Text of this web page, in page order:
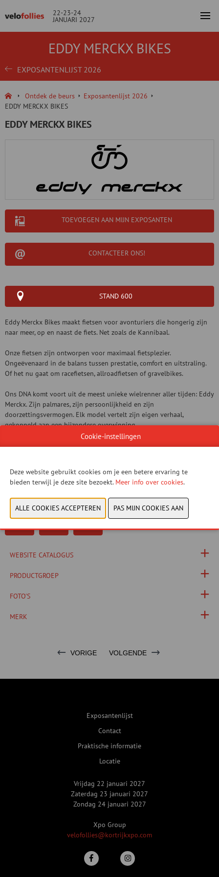
22-23-24
JANUARI 2027
EDDY MERCKX BIKES
EXPOSANTENLIJST 2026
Ontdek de beurs
Exposantenlijst 2026
EDDY MERCKX BIKES
EDDY MERCKX BIKES
TOEVOEGEN AAN MIJN EXPOSANTEN
CONTACTEER ONS!
STAND 600
Eddy Merckx Bikes maakt fietsen voor avonturiers die hongerig zijn
naar meer, op en naast de fiets. Net zoals de Kannibaal.
Onze fietsen zijn ontworpen voor maximaal fietsplezier.
Ongeëvenaard in de balans tussen prestatie, comfort en uitstraling.
Of het nu gaat om racefietsen, allroadfietsen of gravelbikes.
Ons DNA komt voort uit de meest unieke wielrenner aller tijden: Eddy
Merckx. Zijn palmares, zijn persoonlijkheid en zijn
doorzettingsvermogen. Elk model vertelt zijn eigen verhaal,
gekoppeld aan een bijzondere overwinning.
Iedere Eddy Merckx-fiets die de fabriek verlaat, is een toonbeeld van
Eddy Merckx maakt deel uit van Belgian Cycling Factory. De fietsen
worden ontworpen en gefabriceerd in Beringen (België).
WEBSITE CATALOGUS
PRODUCTGROEP
FOTO'S
MERK
VORIGE VOLGENDE
Exposantenlijst
Contact
Praktische informatie
Locatie
Vrijdag 22 januari 2027
Zaterdag 23 januari 2027
Zondag 24 januari 2027
Xpo Group
velofollies@kortrijkxpo.com
Cookie-instellingen
Deze website gebruikt cookies om je een betere ervaring te
bieden terwijl je deze site bezoekt. Meer info over cookies.